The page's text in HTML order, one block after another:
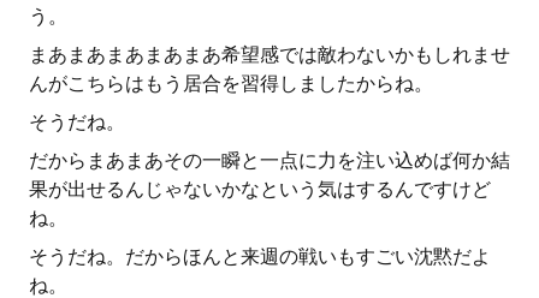
う。
まあまあまあまあまあ希望感では敵わないかもしれませ
んがこちらはもう居合を習得しましたからね。
そうだね。
だからまあまあその一瞬と一点に力を注い込めば何か結
果が出せるんじゃないかなという気はするんですけど
ね。
そうだね。だからほんと来週の戦いもすごい沈黙だよ
ね。